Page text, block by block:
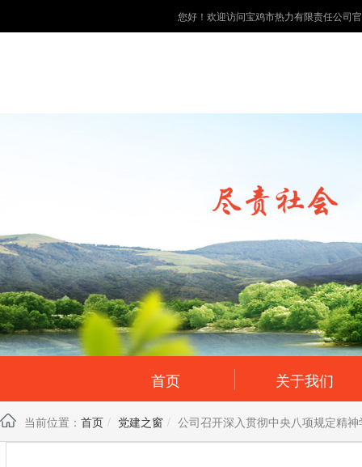
您好！欢迎访问宝鸡市热力有限责任公司
首页 关于我们
当前位置： 首页 党建之窗 公司召开深入贯彻中央八项规定精